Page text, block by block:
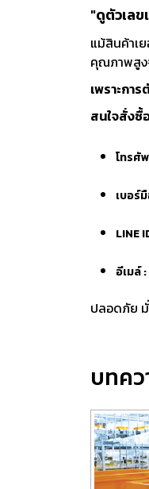
"ดูตัวเล
แม้สินค้าเ
คุณภาพสูง
เพราะกา
สนใจสั่งซื้
โทรศั
เบอร์
LINE
อีเมล์ :
ปลอดภัย มั่
บทค